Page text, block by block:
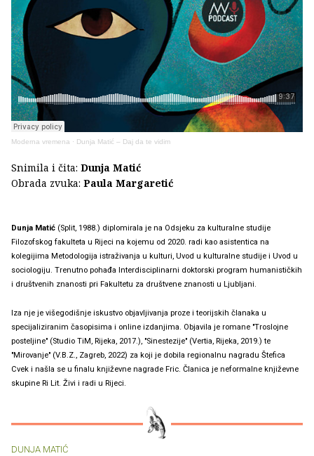
Moderna vremena · Dunja Matić – Daj da te vidim
Snimila i čita: Dunja Matić
Obrada zvuka: Paula Margaretić
Dunja Matić (Split, 1988.) diplomirala je na Odsjeku za kulturalne studije
Filozofskog fakulteta u Rijeci na kojemu od 2020. radi kao asistentica na
kolegijima Metodologija istraživanja u kulturi, Uvod u kulturalne studije i Uvod u
sociologiju. Trenutno pohađa Interdisciplinarni doktorski program humanističkih
i društvenih znanosti pri Fakultetu za društvene znanosti u Ljubljani.
Iza nje je višegodišnje iskustvo objavljivanja proze i teorijskih članaka u
specijaliziranim časopisima i online izdanjima. Objavila je romane "Troslojne
posteljine" (Studio TiM, Rijeka, 2017.), "Sinestezije" (Vertia, Rijeka, 2019.) te
"Mirovanje" (V.B.Z., Zagreb, 2022) za koji je dobila regionalnu nagradu Štefica
Cvek i našla se u finalu književne nagrade Fric. Članica je neformalne književne
skupine Ri Lit. Živi i radi u Rijeci.
DUNJA MATIĆ